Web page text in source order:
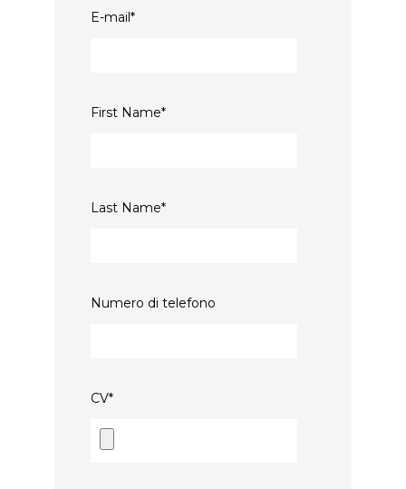
E-mail*
First Name*
Last Name*
Numero di telefono
CV*